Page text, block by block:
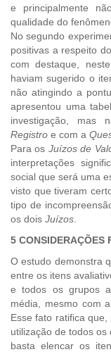
e principalmente
qualidade do
No segundo
positivas a respeito
com destaque,
haviam sugerido o
não atingindo a
apresentou uma
investigação, mas
Registro e com a
Para os Juízos de
interpretações
social que será uma
visto que tiveram
tipo de
os dois Juízos
5 CONSIDERAÇÕES
O estudo demonstra
entre os itens
e todos os grupos
média, mesmo com
Esse fato ratifica
utilização de todos os
basta elencar os